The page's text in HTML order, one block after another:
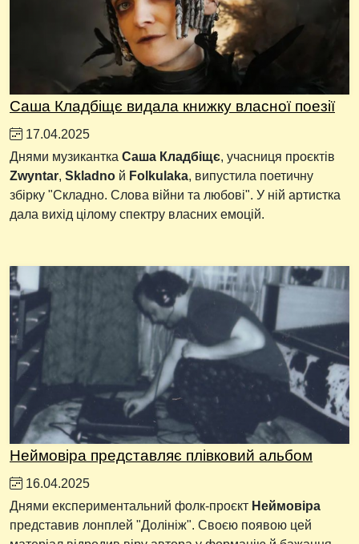
Саша Кладбіщє видала книжку власної поезії
17.04.2025
Днями музикантка Саша Кладбіщє, учасниця проєктів
Zwyntar, Skladno й Folkulaka, випустила поетичну
збірку "Складно. Слова війни та любові". У ній артистка
дала вихід цілому спектру власних емоцій.
Неймовіра представляє плівковий альбом
16.04.2025
Днями експериментальний фолк-проєкт Неймовіра
представив лонплей "Долініж". Своєю появою цей